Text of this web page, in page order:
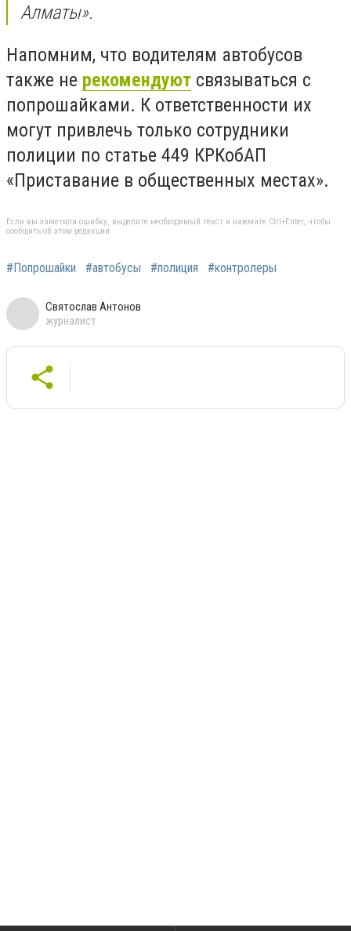
Алматы».
Напомним, что водителям автобусов
также не рекомендуют связываться с
попрошайками. К ответственности их
могут привлечь только сотрудники
полиции по статье 449 КРКобАП
«Приставание в общественных местах».
Если вы заметили ошибку, выделите необходимый текст и нажмите Ctrl+Enter, чтобы
сообщить об этом редакции
#Попрошайки #автобусы #полиция #контролеры
Святослав Антонов
журналист